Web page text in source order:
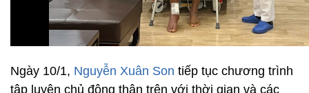
Ngày 10/1, Nguyễn Xuân Son tiếp tục chương trình
tập luyện chủ động thân trên với thời gian và các